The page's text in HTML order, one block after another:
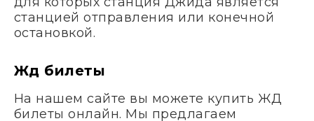
станцией отправления или конечной
остановкой.
Жд билеты
На нашем сайте вы можете купить ЖД
билеты онлайн. Мы предлагаем